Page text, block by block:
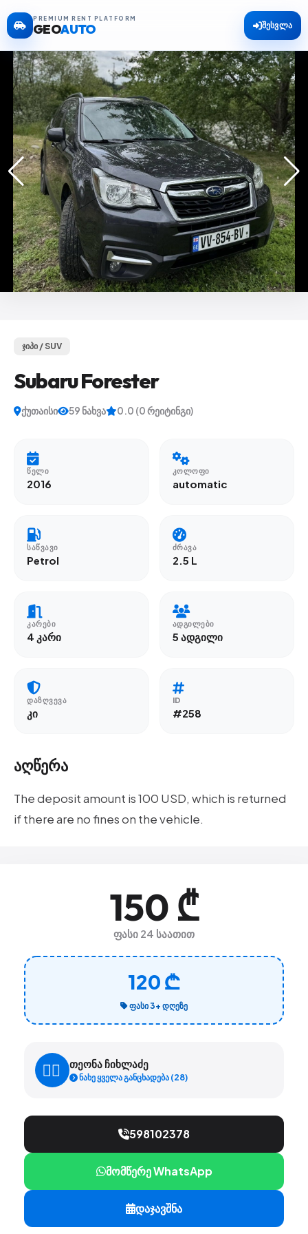
PREMIUM RENT PLATFORM
GEOAUTO შესვლა
ჯიპი / SUV
Subaru Forester
ქუთაისი 59 ნახვა 0.0 (0 რეიტინგი)
ᲬᲔᲚᲘ
2016
ᲙᲝᲚᲝᲤᲘ
automatic
ᲡᲐᲬᲕᲐᲕᲘ
Petrol
ᲫᲠᲐᲕᲐ
2.5 L
ᲙᲐᲠᲔᲑᲘ
4 კარი
ᲐᲓᲒᲘᲚᲔᲑᲘ
5 ადგილი
ᲓᲐᲖᲦᲕᲔᲕᲐ
კი
ID
#258
აღწერა
The deposit amount is 100 USD, which is returned
if there are no fines on the vehicle.
150 ₾
ფასი 24 საათით
120 ₾
ᲤᲐᲡᲘ 3+ ᲓᲦᲔᲖᲔ
თეონა ჩიხლაძე
ნახე ყველა განცხადება (28)
598102378
მომწერე WhatsApp
დაჯავშნა